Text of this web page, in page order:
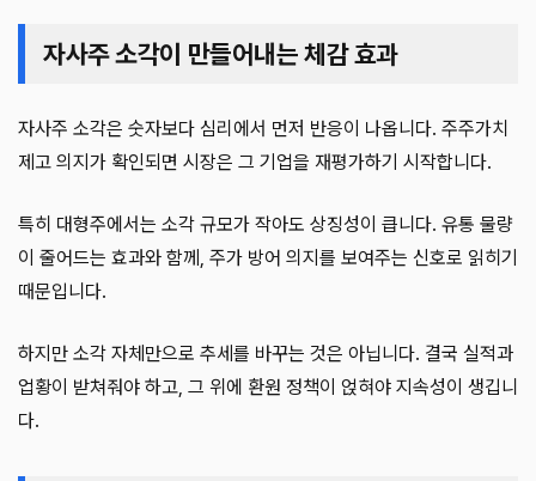
자사주 소각이 만들어내는 체감 효과
자사주 소각은 숫자보다 심리에서 먼저 반응이 나옵니다. 주주가치
제고 의지가 확인되면 시장은 그 기업을 재평가하기 시작합니다.
특히 대형주에서는 소각 규모가 작아도 상징성이 큽니다. 유통 물량
이 줄어드는 효과와 함께, 주가 방어 의지를 보여주는 신호로 읽히기
때문입니다.
하지만 소각 자체만으로 추세를 바꾸는 것은 아닙니다. 결국 실적과
업황이 받쳐줘야 하고, 그 위에 환원 정책이 얹혀야 지속성이 생깁니
다.